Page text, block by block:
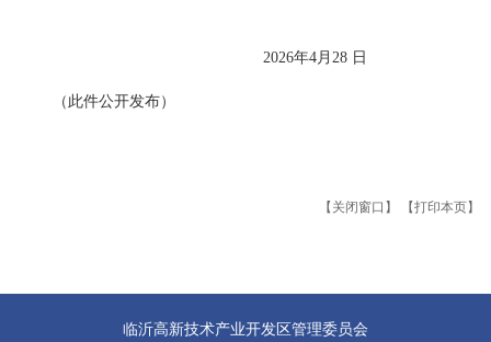
2026年4月28 日
（此件公开发布）
【关闭窗口】 【打印本页】
临沂高新技术产业开发区管理委员会